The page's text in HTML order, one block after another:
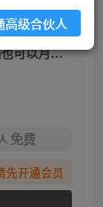
（6647期）最新冷门游戏搬砖项目，小白零基础也可以月入过万（附教程+软件）
免费
先开通会员
高级合伙人